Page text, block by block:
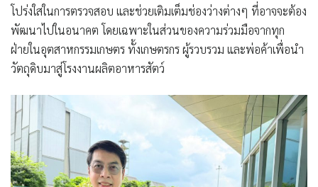
โปร่งใสในการตรวจสอบ และช่วยเติมเต็มช่องว่างต่างๆ ที่อาจจะต้อง
พัฒนาไปในอนาคต โดยเฉพาะในส่วนของความร่วมมือจากทุก
ฝ่ายในอุตสาหกรรมเกษตร ทั้งเกษตรกร ผู้รวบรวม และพ่อค้าเพื่อนำ
วัตถุดิบมาสู่โรงงานผลิตอาหารสัตว์